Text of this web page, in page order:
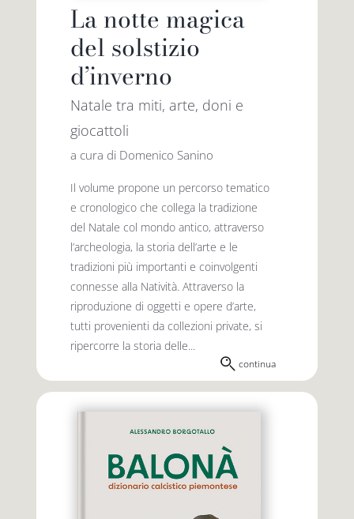
La notte magica
del solstizio
d’inverno
Natale tra miti, arte, doni e
giocattoli
a cura di Domenico Sanino
Il volume propone un percorso tematico
e cronologico che collega la tradizione
del Natale col mondo antico, attraverso
l’archeologia, la storia dell’arte e le
tradizioni più importanti e coinvolgenti
connesse alla Natività. Attraverso la
riproduzione di oggetti e opere d’arte,
tutti provenienti da collezioni private, si
ripercorre la storia delle...
continua